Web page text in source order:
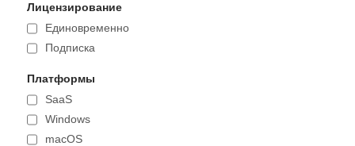
Лицензирование
Единовременно
Подписка
Платформы
SaaS
Windows
macOS